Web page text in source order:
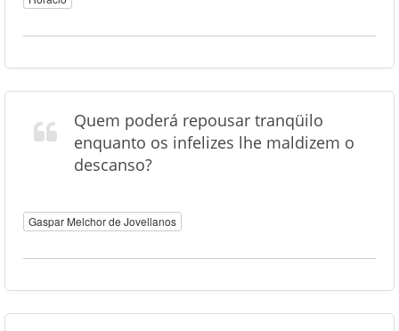
Quem poderá repousar tranqüilo
enquanto os infelizes lhe maldizem o
descanso?
Gaspar Melchor de Jovellanos